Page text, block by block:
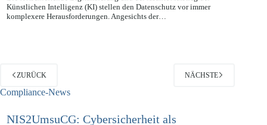
Die fortschreitende Digitalisierung und der rasante Aufstieg der
Künstlichen Intelligenz (KI) stellen den Datenschutz vor immer
ZURÜCK